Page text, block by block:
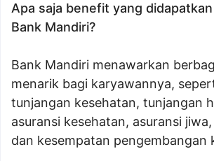
Apa saja benefit yang
Bank Mandiri?
Bank Mandiri menawarkan
menarik bagi karyawannya,
tunjangan kesehatan, tunjangan
asuransi kesehatan, asuransi
dan kesempatan pengembangan